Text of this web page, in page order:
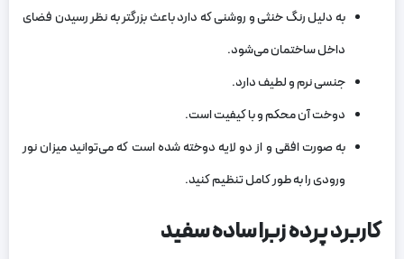
به دلیل رنگ خنثی و روشنی که دارد باعث بزرگتر به نظر رسیدن فضای
داخل ساختمان می‌شود.
جنسی نرم و لطیف دارد.
دوخت آن محکم و با کیفیت است.
به صورت افقی و از دو لایه دوخته شده است که می‌توانید میزان نور
ورودی را به طور کامل تنظیم کنید.
کاربرد پرده زبرا ساده سفید